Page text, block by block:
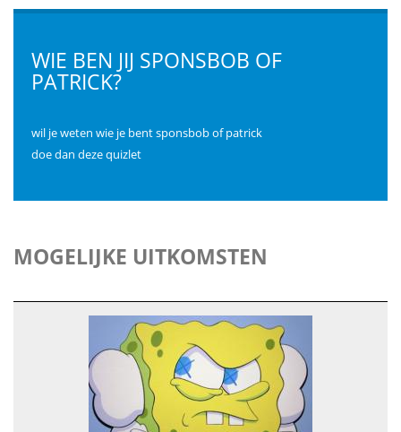
WIE BEN JIJ SPONSBOB OF
PATRICK?
wil je weten wie je bent sponsbob of patrick
doe dan deze quizlet
MOGELIJKE UITKOMSTEN